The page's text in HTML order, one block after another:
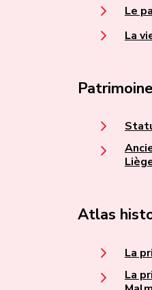
Le
La
Patrimoine
Atlas
La
La